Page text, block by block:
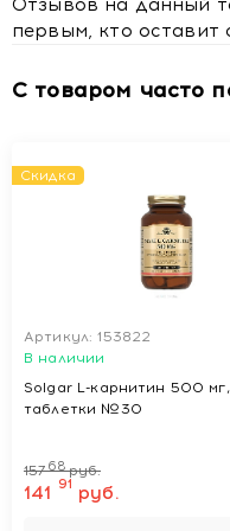
Индивидуальная
Не рекомендуется
Отзывов на данный
первым, кто оставит
С товаром часто
Скидка
Артикул: 153822
В наличии
Solgar L-карнитин 500
таблетки №30
15768 руб.
141 91 руб.